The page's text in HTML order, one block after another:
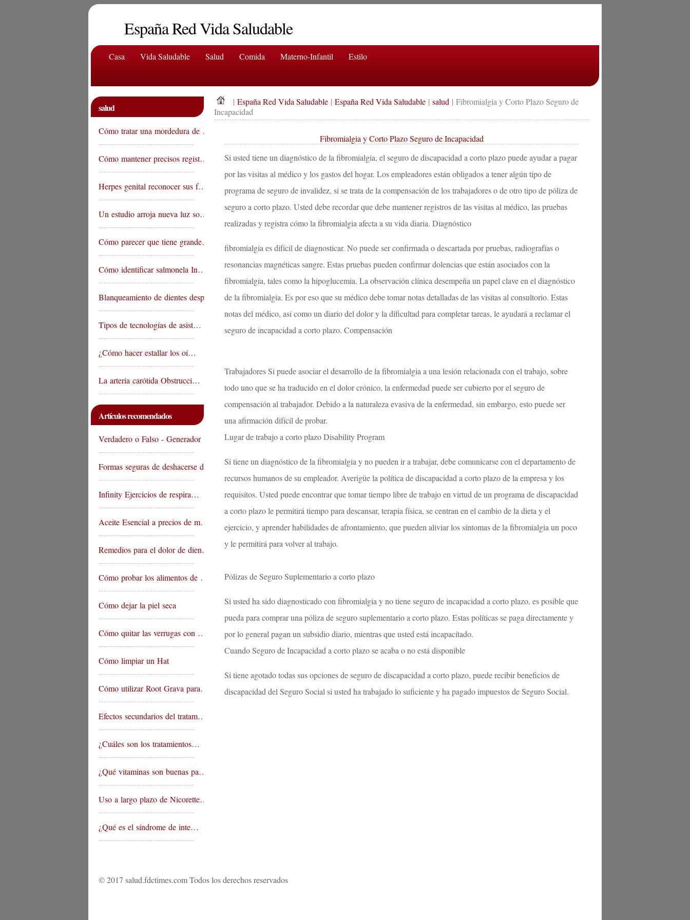
España Red Vida Saludable
Casa Vida Saludable Salud Comida Materno-Infantil Estilo
salud
Cómo tratar una mordedura de …
Cómo mantener precisos regist…
Herpes genital reconocer sus f…
Un estudio arroja nueva luz so…
Cómo parecer que tiene grande…
Cómo identificar salmonela In…
Blanqueamiento de dientes desp…
Tipos de tecnologías de asist…
¿Cómo hacer estallar los oí…
La arteria carótida Obstrucci…
Artículos recomendados
Verdadero o Falso - Generador …
Formas seguras de deshacerse d…
Infinity Ejercicios de respira…
Aceite Esencial a precios de m…
Remedios para el dolor de dien…
Cómo probar los alimentos de …
Cómo dejar la piel seca
Cómo quitar las verrugas con …
Cómo limpiar un Hat
Cómo utilizar Root Grava para…
Efectos secundarios del tratam…
¿Cuáles son los tratamientos…
¿Qué vitaminas son buenas pa…
Uso a largo plazo de Nicorette…
¿Qué es el síndrome de inte…
| España Red Vida Saludable | España Red Vida Saludable | salud | Fibromialgia y Corto Plazo Seguro de
Incapacidad
Fibromialgia y Corto Plazo Seguro de Incapacidad
Si usted tiene un diagnóstico de la fibromialgia, el seguro de discapacidad a corto plazo puede ayudar a pagar
por las visitas al médico y los gastos del hogar. Los empleadores están obligados a tener algún tipo de
programa de seguro de invalidez, si se trata de la compensación de los trabajadores o de otro tipo de póliza de
seguro a corto plazo. Usted debe recordar que debe mantener registros de las visitas al médico, las pruebas
realizadas y registra cómo la fibromialgia afecta a su vida diaria. Diagnóstico
fibromialgia es difícil de diagnosticar. No puede ser confirmada o descartada por pruebas, radiografías o
resonancias magnéticas sangre. Estas pruebas pueden confirmar dolencias que están asociados con la
fibromialgia, tales como la hipoglucemia. La observación clínica desempeña un papel clave en el diagnóstico
de la fibromialgia. Es por eso que su médico debe tomar notas detalladas de las visitas al consultorio. Estas
notas del médico, así como un diario del dolor y la dificultad para completar tareas, le ayudará a reclamar el
seguro de incapacidad a corto plazo. Compensación
Trabajadores Si puede asociar el desarrollo de la fibromialgia a una lesión relacionada con el trabajo, sobre
todo uno que se ha traducido en el dolor crónico, la enfermedad puede ser cubierto por el seguro de
compensación al trabajador. Debido a la naturaleza evasiva de la enfermedad, sin embargo, esto puede ser
una afirmación difícil de probar.
Lugar de trabajo a corto plazo Disability Program
Si tiene un diagnóstico de la fibromialgia y no pueden ir a trabajar, debe comunicarse con el departamento de
recursos humanos de su empleador. Averigüe la política de discapacidad a corto plazo de la empresa y los
requisitos. Usted puede encontrar que tomar tiempo libre de trabajo en virtud de un programa de discapacidad
a corto plazo le permitirá tiempo para descansar, terapia física, se centran en el cambio de la dieta y el
ejercicio, y aprender habilidades de afrontamiento, que pueden aliviar los síntomas de la fibromialgia un poco
y le permitirá para volver al trabajo.
Pólizas de Seguro Suplementario a corto plazo
Si usted ha sido diagnosticado con fibromialgia y no tiene seguro de incapacidad a corto plazo, es posible que
pueda para comprar una póliza de seguro suplementario a corto plazo. Estas políticas se paga directamente y
por lo general pagan un subsidio diario, mientras que usted está incapacitado.
Cuando Seguro de Incapacidad a corto plazo se acaba o no está disponible
Si tiene agotado todas sus opciones de seguro de discapacidad a corto plazo, puede recibir beneficios de
discapacidad del Seguro Social si usted ha trabajado lo suficiente y ha pagado impuestos de Seguro Social.
© 2017 salud.fdctimes.com Todos los derechos reservados